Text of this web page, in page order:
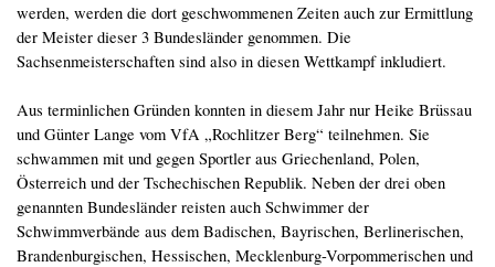
werden, werden die dort geschwommenen Zeiten auch zur Ermittlung
der Meister dieser 3 Bundesländer genommen. Die
Sachsenmeisterschaften sind also in diesen Wettkampf inkludiert.
Aus terminlichen Gründen konnten in diesem Jahr nur Heike Brüssau
und Günter Lange vom VfA „Rochlitzer Berg“ teilnehmen. Sie
schwammen mit und gegen Sportler aus Griechenland, Polen,
Österreich und der Tschechischen Republik. Neben der drei oben
genannten Bundesländer reisten auch Schwimmer der
Schwimmverbände aus dem Badischen, Bayrischen, Berlinerischen,
Brandenburgischen, Hessischen, Mecklenburg-Vorpommerischen und